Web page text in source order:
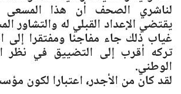
لناشري الصحف أن هذا المسعى
يقتضي الإعداد القبلي له والتشاور
غياب ذلك جاء مفاجئا ومفتقرا إلى
تركه أقرب إلى التضييق في نظر
الوطني.
لقد كان من الأجدر، اعتبارا لكون